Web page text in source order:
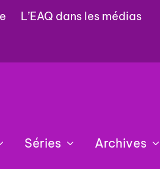
L’EAQ dans les médias
Séries Archives